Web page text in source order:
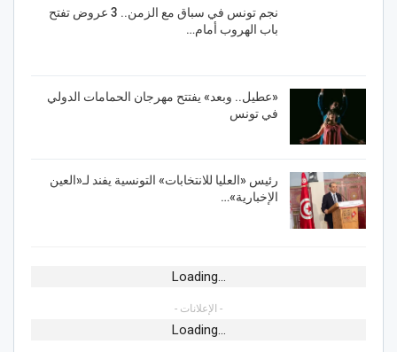
نجم تونس في سباق مع الزمن.. 3 عروض تفتح
باب الهروب أمام…
«عطيل.. وبعد» يفتتح مهرجان الحمامات الدولي
في تونس
رئيس «العليا للانتخابات» التونسية يفند لـ«العين
الإخبارية»…
Loading...
- الإعلانات -
Loading...